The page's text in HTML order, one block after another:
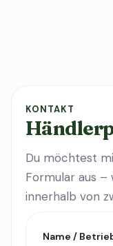
KONTAKT
Du möchtest
Formular aus –
innerhalb von
Name /